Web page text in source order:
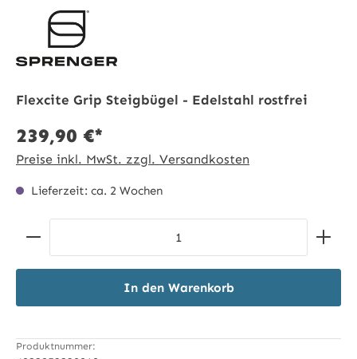
Flexcite Grip Steigbügel - Edelstahl rostfrei
239,90 €*
Preise inkl. MwSt. zzgl. Versandkosten
Lieferzeit: ca. 2 Wochen
Produkt Anzahl: Gib den gewünschten Wert ein
In den Warenkorb
Produktnummer: